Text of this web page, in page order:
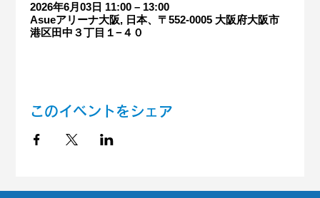
2026年6月03日 11:00 – 13:00
Asueアリーナ大阪, 日本、〒552-0005 大阪府大阪市
港区田中３丁目１−４０
このイベントをシェア